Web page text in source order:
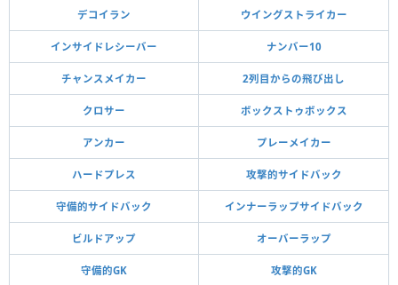
デコイラン ウイングストライカー
インサイドレシーバー ナンバー10
チャンスメイカー 2列目からの飛び出し
クロサー ボックストゥボックス
アンカー プレーメイカー
ハードプレス 攻撃的サイドバック
守備的サイドバック インナーラップサイドバック
ビルドアップ オーバーラップ
守備的GK 攻撃的GK